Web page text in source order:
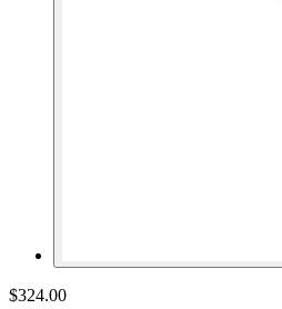
$324.00